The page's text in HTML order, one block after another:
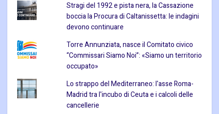
Stragi del 1992 e pista nera, la Cassazione
boccia la Procura di Caltanissetta: le indagini
devono continuare
Torre Annunziata, nasce il Comitato civico
“Commissari Siamo Noi”: «Siamo un territorio
occupato»
Lo strappo del Mediterraneo: l'asse Roma-
Madrid tra l'incubo di Ceuta e i calcoli delle
cancellerie